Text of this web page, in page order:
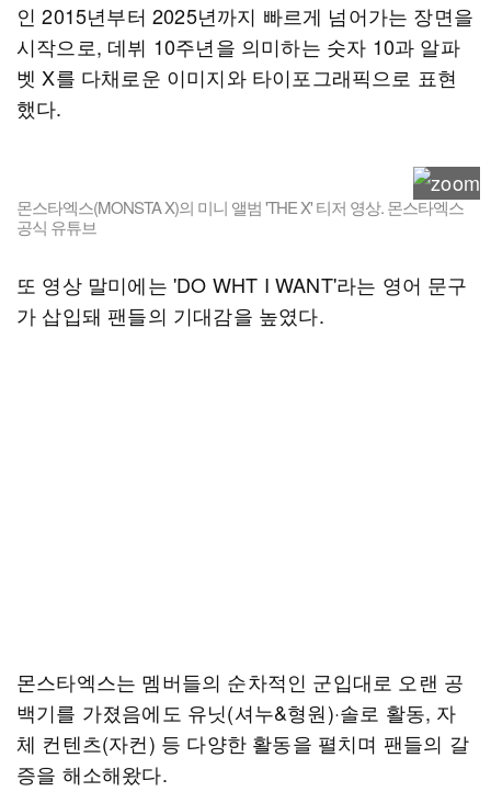
인 2015년부터 2025년까지 빠르게 넘어가는 장면을
시작으로, 데뷔 10주년을 의미하는 숫자 10과 알파
벳 X를 다채로운 이미지와 타이포그래픽으로 표현
했다.
몬스타엑스(MONSTA X)의 미니 앨범 'THE X' 티저 영상. 몬스타엑스
공식 유튜브
또 영상 말미에는 'DO WHT I WANT'라는 영어 문구
가 삽입돼 팬들의 기대감을 높였다.
몬스타엑스는 멤버들의 순차적인 군입대로 오랜 공
백기를 가졌음에도 유닛(셔누&형원)·솔로 활동, 자
체 컨텐츠(자컨) 등 다양한 활동을 펼치며 팬들의 갈
증을 해소해왔다.